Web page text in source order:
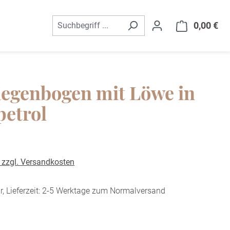
0,00 €
mit Löwe in
Versandkosten
Lieferzeit: 2-5 Werktage zum Normalversand